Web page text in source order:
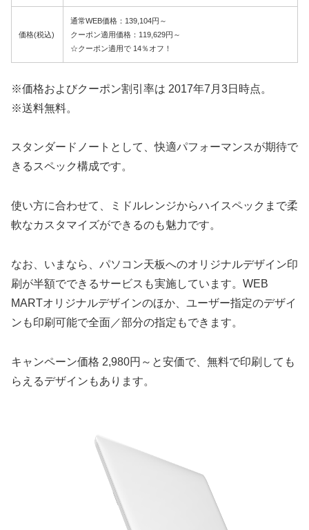
価格(税込)
通常WEB価格：139,104円～
クーポン適用価格：119,629円～
☆クーポン適用で 14％オフ！
※価格およびクーポン割引率は 2017年7月3日時点。
※送料無料。
スタンダードノートとして、快適パフォーマンスが期待で
きるスペック構成です。
使い方に合わせて、ミドルレンジからハイスペックまで柔
軟なカスタマイズができるのも魅力です。
なお、いまなら、パソコン天板へのオリジナルデザイン印
刷が半額でできるサービスも実施しています。WEB
MARTオリジナルデザインのほか、ユーザー指定のデザイ
ンも印刷可能で全面／部分の指定もできます。
キャンペーン価格 2,980円～と安価で、無料で印刷しても
らえるデザインもあります。